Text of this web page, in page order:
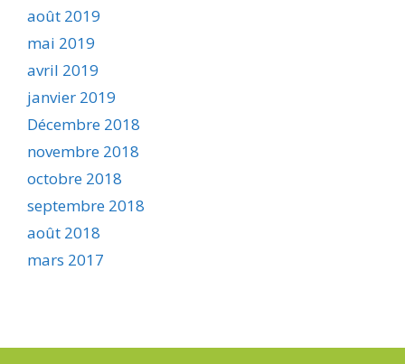
août 2019
mai 2019
avril 2019
janvier 2019
Décembre 2018
novembre 2018
octobre 2018
septembre 2018
août 2018
mars 2017